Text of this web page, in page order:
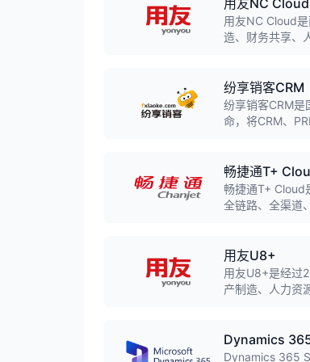
用友NC Cloud
用友NC Cloud
造、财务共享、
纷享销客CRM
纷享销客CRM是
命，将CRM、
畅捷通T+
畅捷通T+ Cloud
全链路、全渠道
用友U8+
用友U8+是经过
产制造、人力资
Dynamics
Dynamics 365